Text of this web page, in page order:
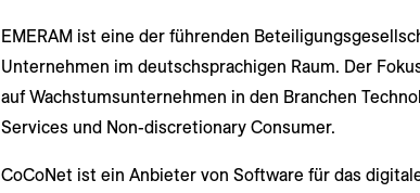
EMERAM ist eine der führenden
Unternehmen im deutschsprachigen Raum. Der
auf Wachstumsunternehmen in den Branchen
Services und Non-discretionary Consumer.
CoCoNet ist ein Anbieter von Software für das